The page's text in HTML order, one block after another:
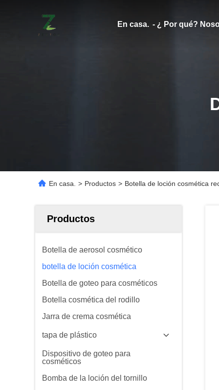
En casa. - ¿ Por qué?
En casa. > Productos > Botella de loción cosmética
Productos
Botella de aerosol cosmético
botella de loción cosmética
Botella de goteo para cosméticos
Botella cosmética del rodillo
Jarra de crema cosmética
tapa de plástico
Dispositivo de goteo para
cosméticos
Bomba de la loción del tornillo